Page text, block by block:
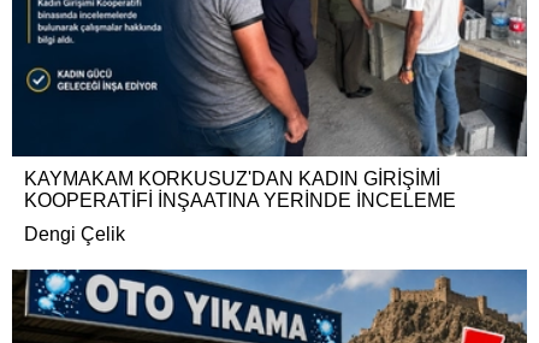
KAYMAKAM KORKUSUZ'DAN KADIN GİRİŞİMİ
KOOPERATİFİ İNŞAATINA YERİNDE İNCELEME
Dengi Çelik